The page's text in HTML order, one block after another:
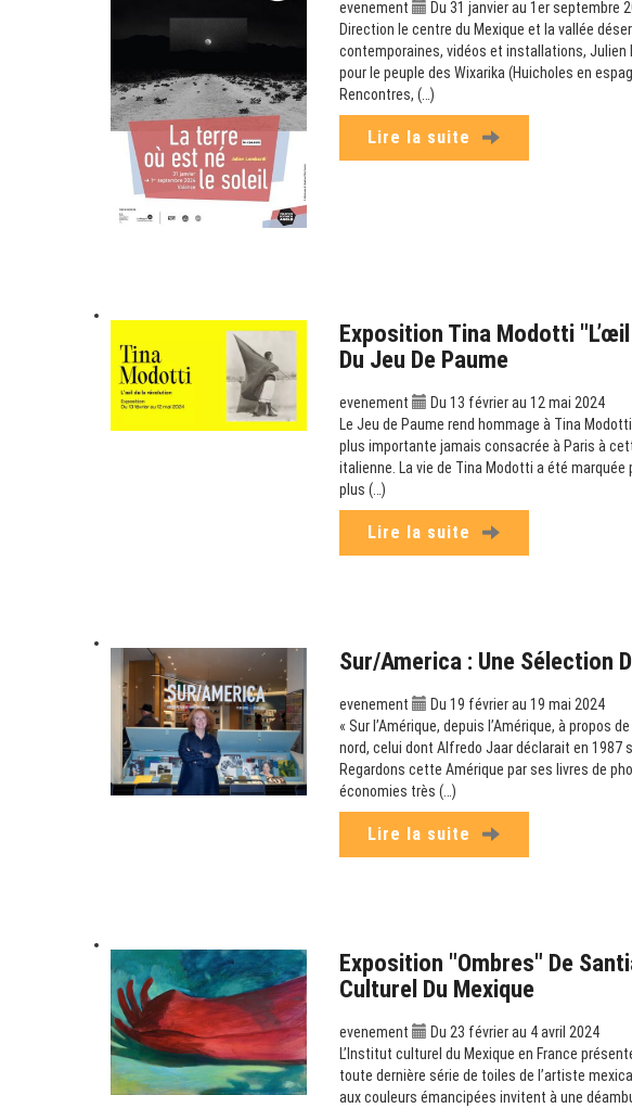
evenement
Du 31 janvier au 1er septembre
Direction le centre du Mexique et la vallée
contemporaines, vidéos et installations, Julien
pour le peuple des Wixarika (Huicholes en
Rencontres, (…)
Lire la suite
Exposition Tina Modotti
Du Jeu De Paume
evenement
Du 13 février au 12 mai 2024
Le Jeu de Paume rend hommage à Tina
plus importante jamais consacrée à Paris à
italienne. La vie de Tina Modotti a été
plus (…)
Lire la suite
Sur/America : Une Sélection
evenement
Du 19 février au 19 mai 2024
« Sur l’Amérique, depuis l’Amérique, à propos
nord, celui dont Alfredo Jaar déclarait en 1987
Regardons cette Amérique par ses livres de
économies très (…)
Lire la suite
Exposition "Ombres" De
Culturel Du Mexique
evenement
Du 23 février au 4 avril 2024
L’Institut culturel du Mexique en France
toute dernière série de toiles de l’artiste
aux couleurs émancipées invitent à une